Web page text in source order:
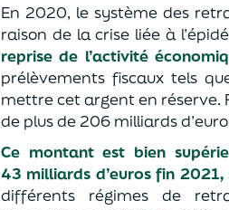
En 2020, le système des
raison de la crise liée à
reprise de l’activité
prélèvements fiscaux tels
mettre cet argent en réserve.
de plus de 206 milliards
Ce montant est bien
43 milliards d’euros fin 2021,
différents régimes de